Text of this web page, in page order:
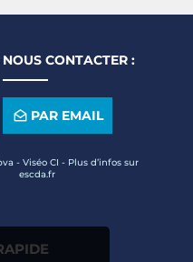
NOUS CONTACTER :
PAR EMAIL
- Viséo CI - Plus d’infos sur
escda.fr